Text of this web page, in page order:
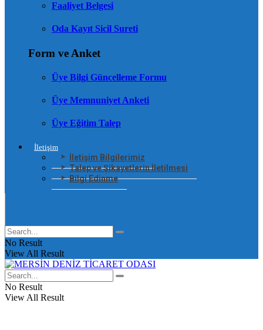
Faaliyet Belgesi
Oda Kayıt Sicil Sureti
Form ve Anket
Üye Bilgi Güncelleme Formu
Üye Memnuniyet Anketi
Üye Eğitim Talep
İletişim
İletişim Bilgilerimiz
Talep ve Şikayetlerin İletilmesi
Bilgi Edinme
No Result
View All Result
No Result
View All Result